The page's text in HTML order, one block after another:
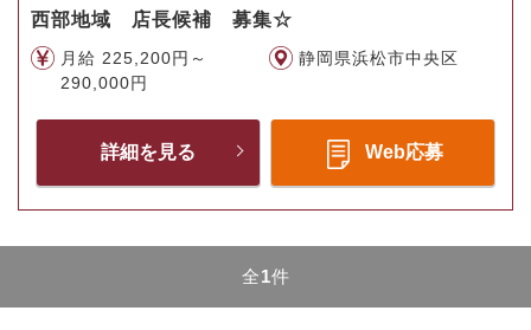
西部地域 店長候補 募集☆
月給 225,200円～
290,000円
静岡県浜松市中央区
詳細を見る Web応募
全1件